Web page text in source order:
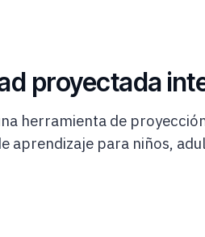
proyectada
herramienta de
aprendizaje para niños,